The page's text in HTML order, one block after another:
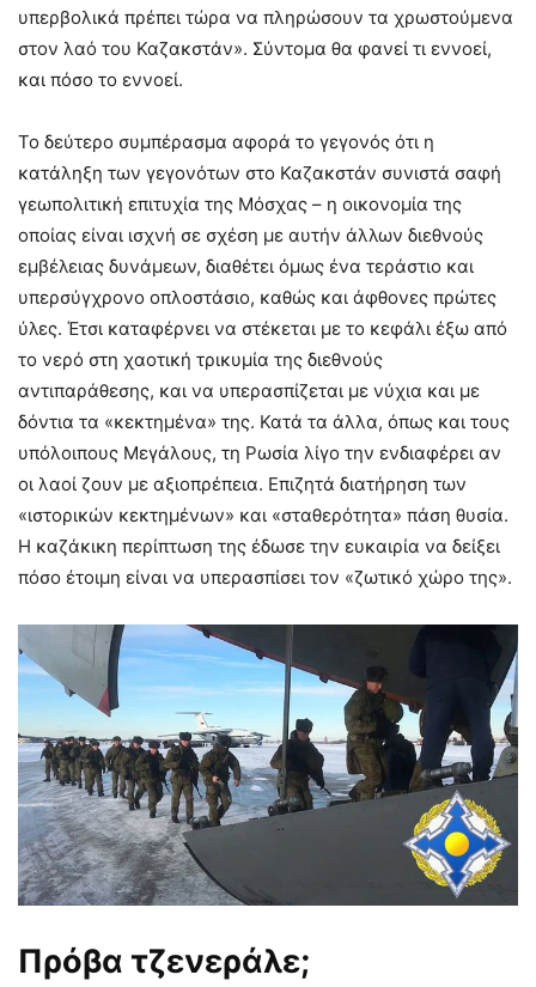
υπερβολικά πρέπει τώρα να πληρώσουν τα χρωστούμενα
στον λαό του Καζακστάν». Σύντομα θα φανεί τι εννοεί,
και πόσο το εννοεί.
Το δεύτερο συμπέρασμα αφορά το γεγονός ότι η
κατάληξη των γεγονότων στο Καζακστάν συνιστά σαφή
γεωπολιτική επιτυχία της Μόσχας – η οικονομία της
οποίας είναι ισχνή σε σχέση με αυτήν άλλων διεθνούς
εμβέλειας δυνάμεων, διαθέτει όμως ένα τεράστιο και
υπερσύγχρονο οπλοστάσιο, καθώς και άφθονες πρώτες
ύλες. Έτσι καταφέρνει να στέκεται με το κεφάλι έξω από
το νερό στη χαοτική τρικυμία της διεθνούς
αντιπαράθεσης, και να υπερασπίζεται με νύχια και με
δόντια τα «κεκτημένα» της. Κατά τα άλλα, όπως και τους
υπόλοιπους Μεγάλους, τη Ρωσία λίγο την ενδιαφέρει αν
οι λαοί ζουν με αξιοπρέπεια. Επιζητά διατήρηση των
«ιστορικών κεκτημένων» και «σταθερότητα» πάση θυσία.
Η καζάκικη περίπτωση της έδωσε την ευκαιρία να δείξει
πόσο έτοιμη είναι να υπερασπίσει τον «ζωτικό χώρο της».
Πρόβα τζενεράλε;